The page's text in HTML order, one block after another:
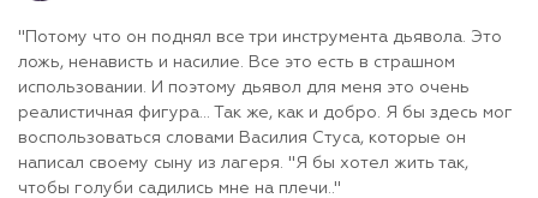
"Потому что он поднял все три инструмента дьявола. Это
ложь, ненависть и насилие. Все это есть в страшном
использовании. И поэтому дьявол для меня это очень
реалистичная фигура... Так же, как и добро. Я бы здесь мог
воспользоваться словами Василия Стуса, которые он
написал своему сыну из лагеря. "Я бы хотел жить так,
чтобы голуби садились мне на плечи.."